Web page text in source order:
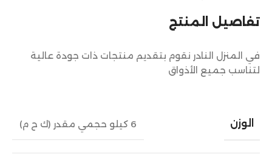
تفاصيل المنتج
في المنزل النادر نقوم بتقديم منتجات ذات جودة عالية
لتناسب جميع الأذواق
الوزن 6 كيلو حجمي مقدر (ك ح م)